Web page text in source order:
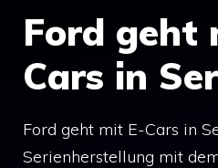
Ford geht
Cars in
Ford geht mit E-Cars in
Serienherstellung mit